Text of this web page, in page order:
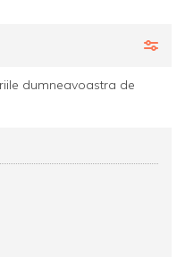
dumneavoastra de